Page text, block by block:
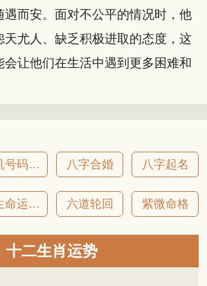
遇而安。面对不公平的情况时，他
天尤人、缺乏积极进取的态度，这
会让他们在生活中遇到更多困难和
手机号码吉凶 八字合婚 八字起名
一生命运详批 六道轮回 紫微命格
十二生肖运势